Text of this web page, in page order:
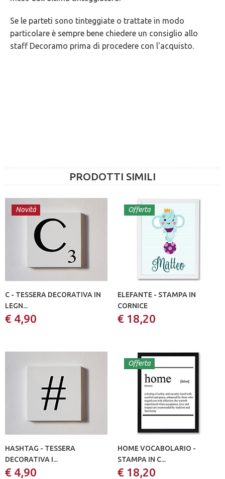
Se le parteti sono tinteggiate o trattate in modo
particolare è sempre bene chiedere un consiglio allo
staff Decoramo prima di procedere con l'acquisto.
PRODOTTI SIMILI
Novità
C - TESSERA DECORATIVA IN
LEGN...
€ 4,90
Offerta
ELEFANTE - STAMPA IN
CORNICE
€ 18,20
HASHTAG - TESSERA
DECORATIVA I...
€ 4,90
Offerta
HOME VOCABOLARIO -
STAMPA IN C...
€ 18,20